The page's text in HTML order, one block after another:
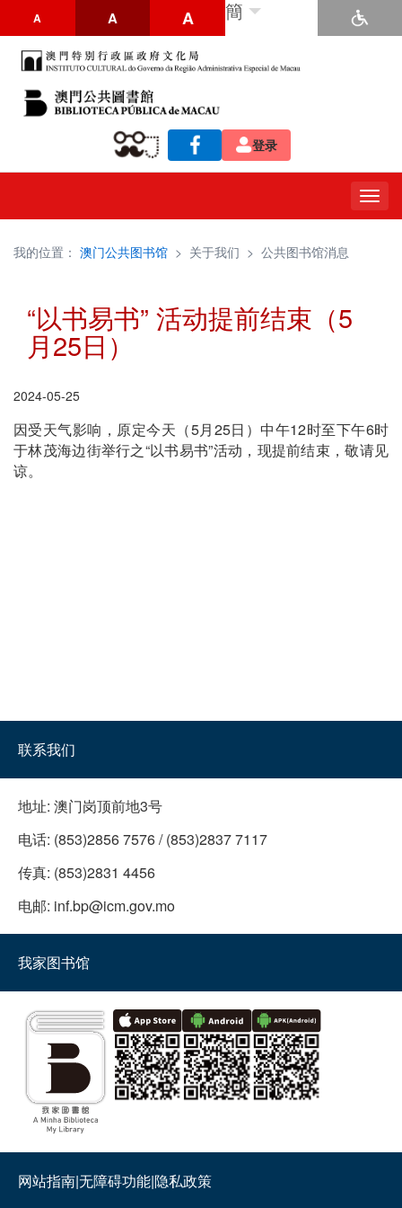
A A A 簡
登录
我的位置： 澳门公共图书馆 > 关于我们 > 公共图书馆消息
“以书易书” 活动提前结束（5
月25日）
2024-05-25
因受天气影响，原定今天（5月25日）中午12时至下午6时
于林茂海边街举行之“以书易书”活动，现提前结束，敬请见
谅。
联系我们
地址: 澳门岗顶前地3号
电话: (853)2856 7576 / (853)2837 7117
传真: (853)2831 4456
电邮: inf.bp@icm.gov.mo
我家图书馆
网站指南|无障碍功能|隐私政策